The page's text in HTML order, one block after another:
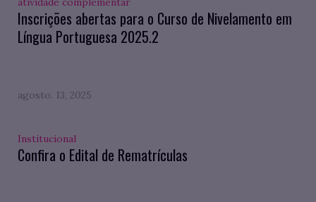
Inscrições abertas para o Curso de Nivelamento em
Língua Portuguesa 2025.2
agosto. 13, 2025
Institucional
Confira o Edital de Rematrículas